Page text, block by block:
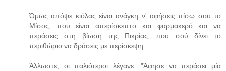
Όμως απόψε κιόλας είναι ανάγκη ν' αφήσεις πίσω σου το
Μίσος, που είναι απερίσκεπτο και φαρμακερό και να
περάσεις στη βίωση της Πικρίας, που σού δίνει το
περιθώριο να δράσεις με περίσκεψη...
Άλλωστε, οι παλιότεροι λέγανε: "Άφησε να περάσει μία